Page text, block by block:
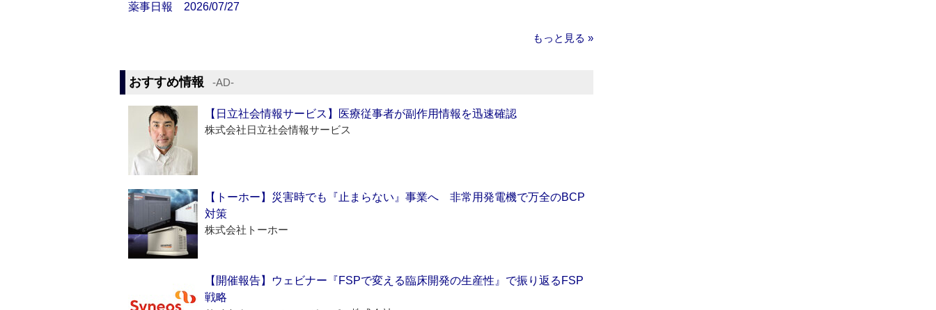
薬事日報 2026/07/27
もっと見る »
おすすめ情報 ‐AD‐
【日立社会情報サービス】医療従事者が副作用情報を迅速確認
株式会社日立社会情報サービス
【トーホー】災害時でも『止まらない』事業へ 非常用発電機で万全のBCP
対策
株式会社トーホー
【開催報告】ウェビナー『FSPで変える臨床開発の生産性』で振り返るFSP
戦略